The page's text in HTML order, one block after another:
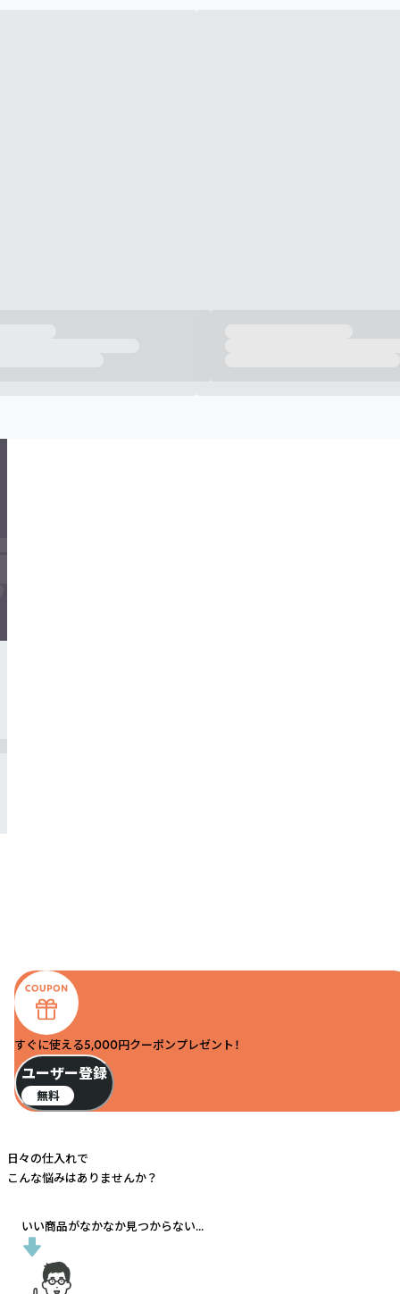
すぐに使える5,000円クーポンプレゼント！
ユーザー登録
無料
日々の仕入れで
こんな悩みはありませんか？
いい商品がなかなか見つからない...